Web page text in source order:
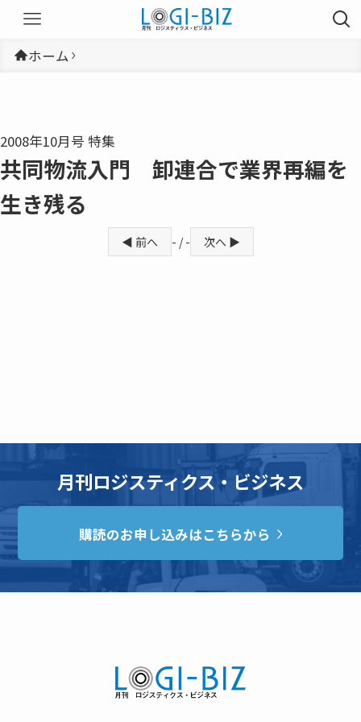
ホーム
2008年10月号 特集
共同物流入門 卸連合で業界再編を
生き残る
◀ 前へ - / - 次へ ▶
月刊ロジスティクス・ビジネス
購読のお申し込みはこちらから